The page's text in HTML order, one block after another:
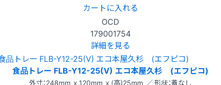
カートに入れる
OCD
179001754
詳細を見る
食品トレー FLB-Y12-25(V) エコ本屋久杉 (エフピコ)
外寸：248mm x 120mm x (高)25mm ／ 形状：蓋なし